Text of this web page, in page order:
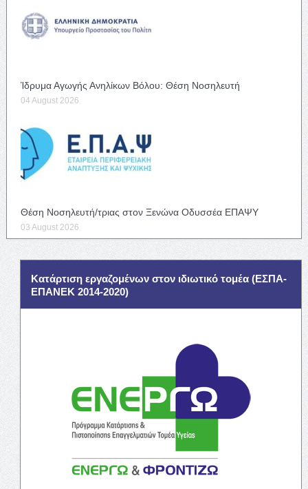
Ίδρυμα Αγωγής Ανηλίκων Βόλου: Θέση Νοσηλευτή
04 August 2026
Θέση Νοσηλευτή/τριας στον Ξενώνα Οδυσσέα ΕΠΑΨΥ
03 August 2026
Κατάρτιση εργαζομένων στον ιδιωτικό τομέα (ΕΣΠΑ-
ΕΠΑΝΕΚ 2014-2020)